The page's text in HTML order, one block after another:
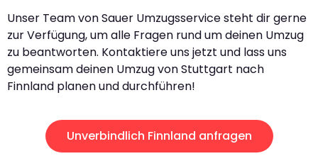
Unser Team von Sauer Umzugsservice steht dir gerne
zur Verfügung, um alle Fragen rund um deinen Umzug
zu beantworten. Kontaktiere uns jetzt und lass uns
gemeinsam deinen Umzug von Stuttgart nach
Finnland planen und durchführen!
Unverbindlich Finnland anfragen